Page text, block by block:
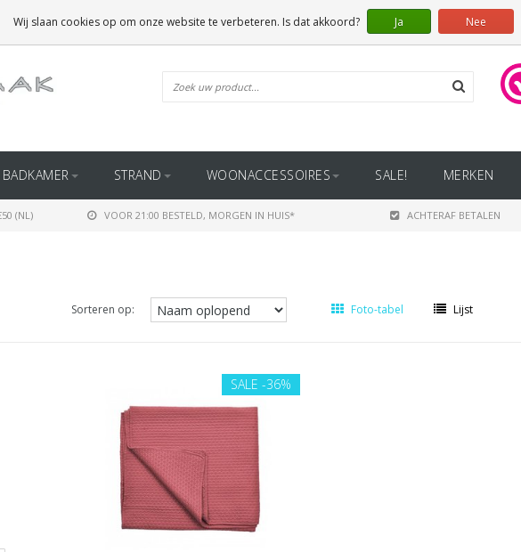
BADKAMER STRAND WOONACCESSOIRES SALE! MERKEN
(NL) VOOR 21:00 BESTELD, MORGEN IN HUIS* ACHTERAF BETALEN
Sorteren op: Foto-tabel Lijst
SALE -36%
Wij slaan cookies op om onze website te verbeteren. Is dat akkoord? Ja Nee